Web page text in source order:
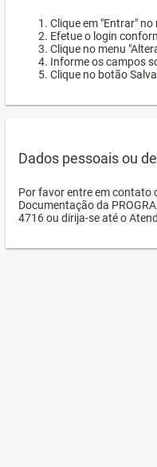
Clique em "Entrar"
Efetue o login
Clique no menu
Informe os campos
Clique no botão
Dados pessoais ou
Por favor entre em contato
Documentação da
4716 ou dirija-se até o